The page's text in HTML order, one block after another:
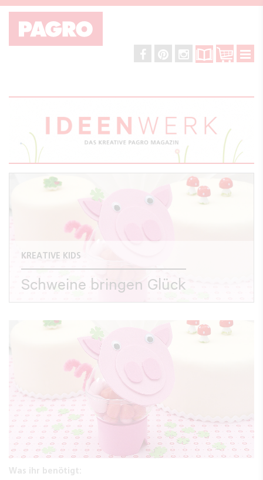
KREATIVE KIDS
Schweine bringen Glück
Was ihr benötigt: